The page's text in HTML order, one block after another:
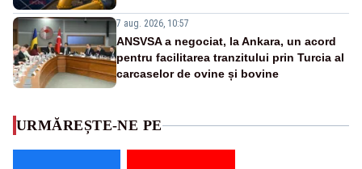
7 aug. 2026, 10:57
ANSVSA a negociat, la Ankara, un acord
pentru facilitarea tranzitului prin Turcia al
carcaselor de ovine și bovine
URMĂREȘTE-NE PE